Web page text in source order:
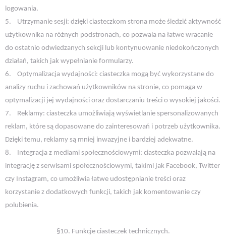
logowania.
5.
Utrzymanie sesji: dzięki ciasteczkom strona może śledzić aktywność
użytkownika na różnych podstronach, co pozwala na łatwe wracanie
do ostatnio odwiedzanych sekcji lub kontynuowanie niedokończonych
działań, takich jak wypełnianie formularzy.
6.
Optymalizacja wydajności: ciasteczka mogą być wykorzystane do
analizy ruchu i zachowań użytkowników na stronie, co pomaga w
optymalizacji jej wydajności oraz dostarczaniu treści o wysokiej jakości.
7.
Reklamy: ciasteczka umożliwiają wyświetlanie spersonalizowanych
reklam, które są dopasowane do zainteresowań i potrzeb użytkownika.
Dzięki temu, reklamy są mniej inwazyjne i bardziej adekwatne.
8.
Integracja z mediami społecznościowymi: ciasteczka pozwalają na
integrację z serwisami społecznościowymi, takimi jak Facebook, Twitter
czy Instagram, co umożliwia łatwe udostępnianie treści oraz
korzystanie z dodatkowych funkcji, takich jak komentowanie czy
polubienia.
§10. Funkcje ciasteczek technicznych.